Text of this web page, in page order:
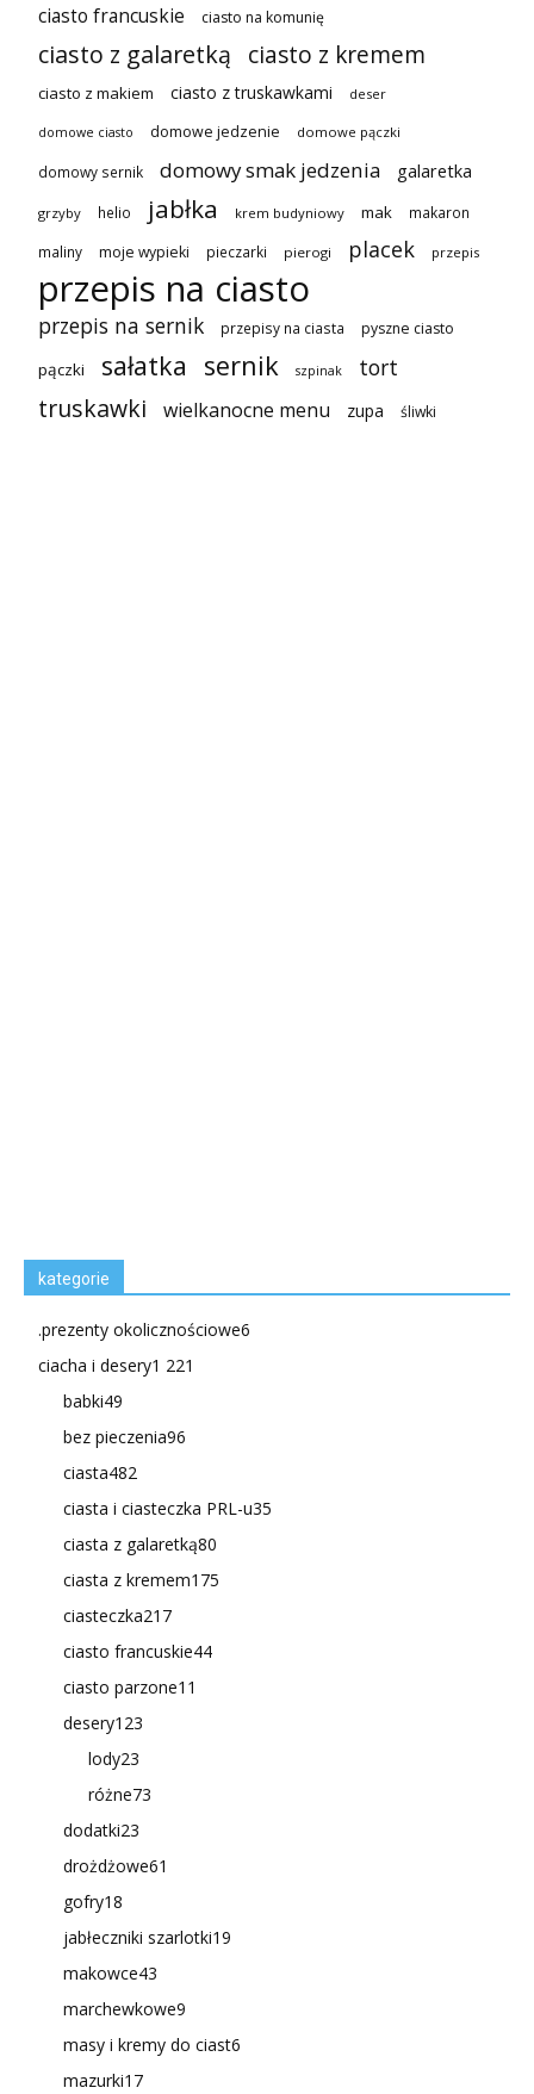
ciasto francuskie ciasto na komunię
ciasto z galaretką ciasto z kremem
ciasto z makiem ciasto z truskawkami deser
domowe ciasto domowe jedzenie domowe pączki
domowy sernik domowy smak jedzenia galaretka
grzyby helio jabłka krem budyniowy mak makaron
maliny moje wypieki pieczarki pierogi placek przepis
przepis na ciasto
przepis na sernik przepisy na ciasta pyszne ciasto
pączki sałatka sernik szpinak tort
truskawki wielkanocne menu zupa śliwki
kategorie
.prezenty okolicznościowe6
ciacha i desery1 221
babki49
bez pieczenia96
ciasta482
ciasta i ciasteczka PRL-u35
ciasta z galaretką80
ciasta z kremem175
ciasteczka217
ciasto francuskie44
ciasto parzone11
desery123
lody23
różne73
dodatki23
drożdżowe61
gofry18
jabłeczniki szarlotki19
makowce43
marchewkowe9
masy i kremy do ciast6
mazurki17